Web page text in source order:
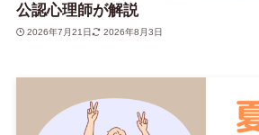
公認心理師が解説
2026年7月21日 2026年8月3日